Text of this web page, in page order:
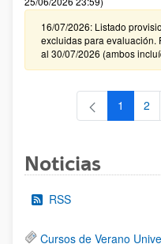
16/07/2026: Listado
excluidas para evaluación.
al 30/07/2026 (ambos
Página
1 2
Noticias
RSS
Cursos de Verano